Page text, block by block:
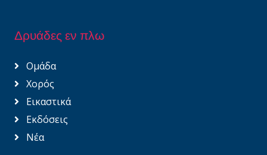
Δρυάδες εν πλω
Ομάδα
Χορός
Εικαστικά
Εκδόσεις
Νέα